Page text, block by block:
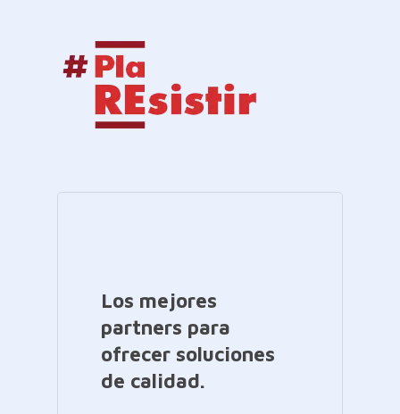
Los mejores
partners para
ofrecer soluciones
de calidad.